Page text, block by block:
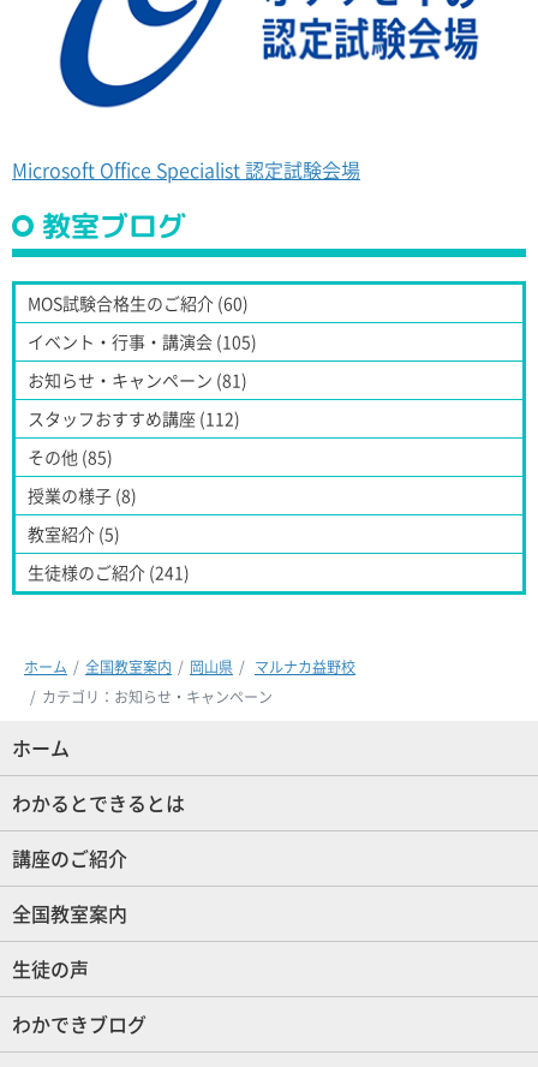
Microsoft Office Specialist 認定試験会場
教室ブログ
MOS試験合格生のご紹介 (60)
イベント・行事・講演会 (105)
お知らせ・キャンペーン (81)
スタッフおすすめ講座 (112)
その他 (85)
授業の様子 (8)
教室紹介 (5)
生徒様のご紹介 (241)
ホーム 全国教室案内 岡山県
マルナカ益野校
カテゴリ：お知らせ・キャンペーン
ホーム
わかるとできるとは
講座のご紹介
全国教室案内
生徒の声
わかできブログ